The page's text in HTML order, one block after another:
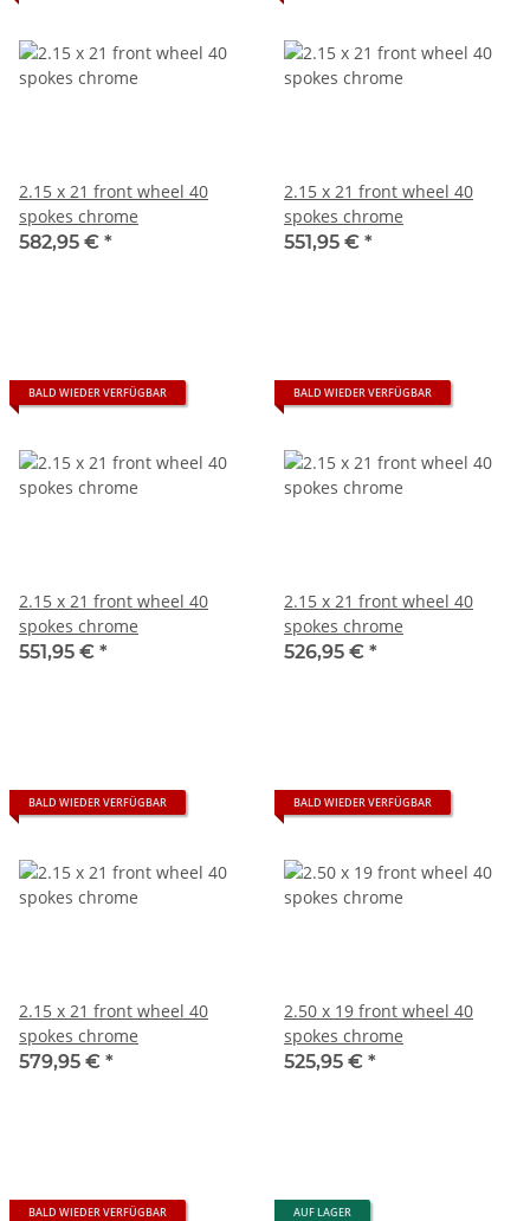
2.15 x 21 front wheel 40
spokes chrome
582,95 € *
2.15 x 21 front wheel 40
spokes chrome
551,95 € *
BALD WIEDER VERFÜGBAR
2.15 x 21 front wheel 40
spokes chrome
551,95 € *
BALD WIEDER VERFÜGBAR
2.15 x 21 front wheel 40
spokes chrome
526,95 € *
BALD WIEDER VERFÜGBAR
2.15 x 21 front wheel 40
spokes chrome
579,95 € *
BALD WIEDER VERFÜGBAR
2.50 x 19 front wheel 40
spokes chrome
525,95 € *
BALD WIEDER VERFÜGBAR AUF LAGER